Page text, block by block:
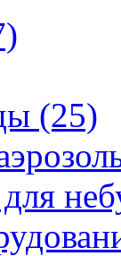
(25)